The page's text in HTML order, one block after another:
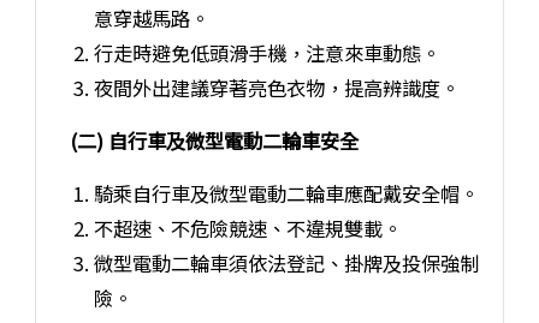
意穿越馬路。
行走時避免低頭滑手機，注意來車動態。
夜間外出建議穿著亮色衣物，提高辨識度。
(二) 自行車及微型電動二輪車安全
騎乘自行車及微型電動二輪車應配戴安全帽。
不超速、不危險競速、不違規雙載。
微型電動二輪車須依法登記、掛牌及投保強制
險。